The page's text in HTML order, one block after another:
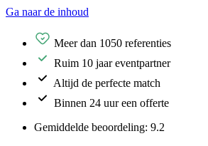
Ga naar de inhoud
Meer dan 1050 referenties
Ruim 10 jaar eventpartner
Altijd de perfecte match
Binnen 24 uur een offerte
Gemiddelde beoordeling: 9.2